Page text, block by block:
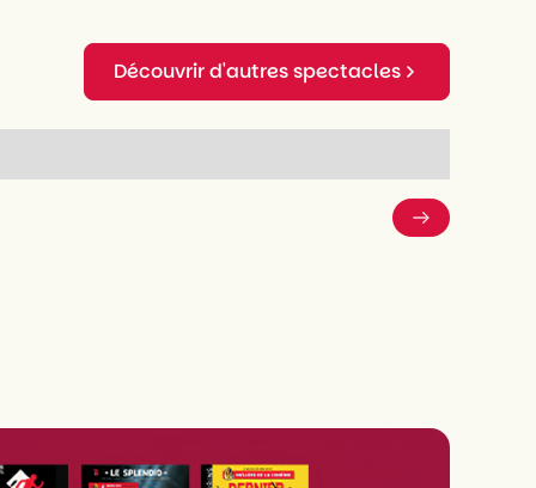
Découvrir d'autres spectacles